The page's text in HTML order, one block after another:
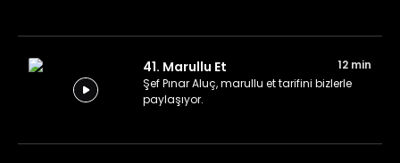
41. Marullu Et
12 min
Şef Pınar Aluç, marullu et tarifini bizlerle
paylaşıyor.